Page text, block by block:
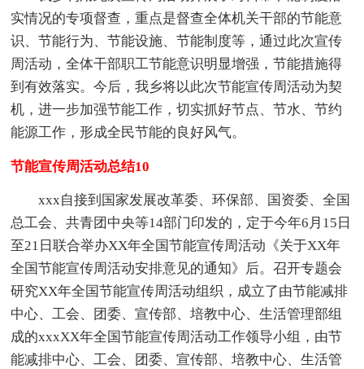
实情况的专项督查，重点是督查全体机关干部的节能意
识、节能行为、节能设施、节能制度等，通过此次宣传
周活动，全体干部职工节能意识明显增强，节能措施得
到有效落实。今后，我乡将以此次节能宣传周活动为契
机，进一步加强节能工作，切实抓好节点、节水、节约
能源工作，形成全民节能的良好风气。
节能宣传周活动总结10
xxx自接到国家发展改革委、环保部、国资委、全国
总工会、共青团中央等14部门印发的，定于今年6月15日
至21日联合举办XX年全国节能宣传周活动《关于XX年
全国节能宣传周活动安排意见的通知》后。召开专题会
研究XX年全国节能宣传周活动组织，成立了由节能减排
中心、工会、团委、宣传部、培教中心、生活管理部组
成的xxxXX年全国节能宣传周活动工作领导小组，由节
能减排中心、工会、团委、宣传部、培教中心、生活管